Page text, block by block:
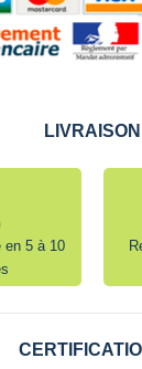
LIVRAISON
en 5 à 10